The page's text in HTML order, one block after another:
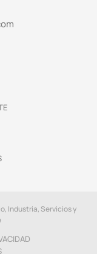
Industria, Servicios y